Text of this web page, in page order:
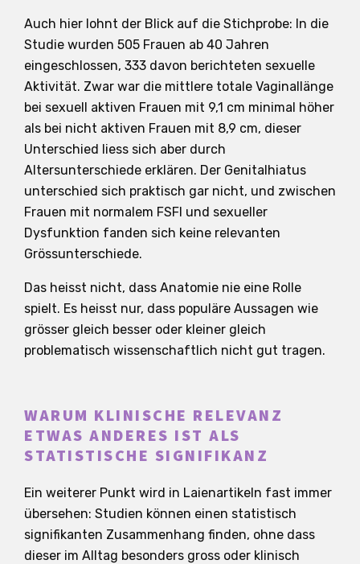
Auch hier lohnt der Blick auf die Stichprobe: In die
Studie wurden 505 Frauen ab 40 Jahren
eingeschlossen, 333 davon berichteten sexuelle
Aktivität. Zwar war die mittlere totale Vaginallänge
bei sexuell aktiven Frauen mit 9,1 cm minimal höher
als bei nicht aktiven Frauen mit 8,9 cm, dieser
Unterschied liess sich aber durch
Altersunterschiede erklären. Der Genitalhiatus
unterschied sich praktisch gar nicht, und zwischen
Frauen mit normalem FSFI und sexueller
Dysfunktion fanden sich keine relevanten
Grössunterschiede.
Das heisst nicht, dass Anatomie nie eine Rolle
spielt. Es heisst nur, dass populäre Aussagen wie
grösser gleich besser oder kleiner gleich
problematisch wissenschaftlich nicht gut tragen.
WARUM KLINISCHE RELEVANZ
ETWAS ANDERES IST ALS
STATISTISCHE SIGNIFIKANZ
Ein weiterer Punkt wird in Laienartikeln fast immer
übersehen: Studien können einen statistisch
signifikanten Zusammenhang finden, ohne dass
dieser im Alltag besonders gross oder klinisch